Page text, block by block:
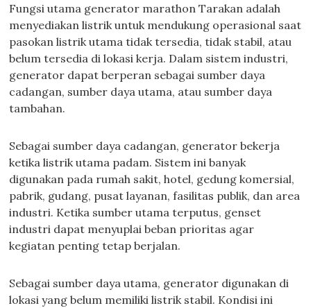
Fungsi utama generator marathon Tarakan adalah
menyediakan listrik untuk mendukung operasional saat
pasokan listrik utama tidak tersedia, tidak stabil, atau
belum tersedia di lokasi kerja. Dalam sistem industri,
generator dapat berperan sebagai sumber daya
cadangan, sumber daya utama, atau sumber daya
tambahan.
Sebagai sumber daya cadangan, generator bekerja
ketika listrik utama padam. Sistem ini banyak
digunakan pada rumah sakit, hotel, gedung komersial,
pabrik, gudang, pusat layanan, fasilitas publik, dan area
industri. Ketika sumber utama terputus, genset
industri dapat menyuplai beban prioritas agar
kegiatan penting tetap berjalan.
Sebagai sumber daya utama, generator digunakan di
lokasi yang belum memiliki listrik stabil. Kondisi ini